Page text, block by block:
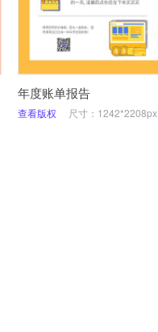
年度账单报告
查看版权 尺寸：1242*2208px